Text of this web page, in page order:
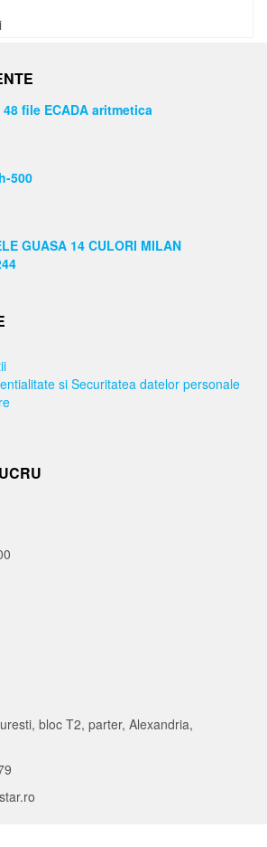
file ECADA aritmetica
500
GUASA 14 CULORI MILAN
si Securitatea datelor personale
bloc T2, parter, Alexandria,